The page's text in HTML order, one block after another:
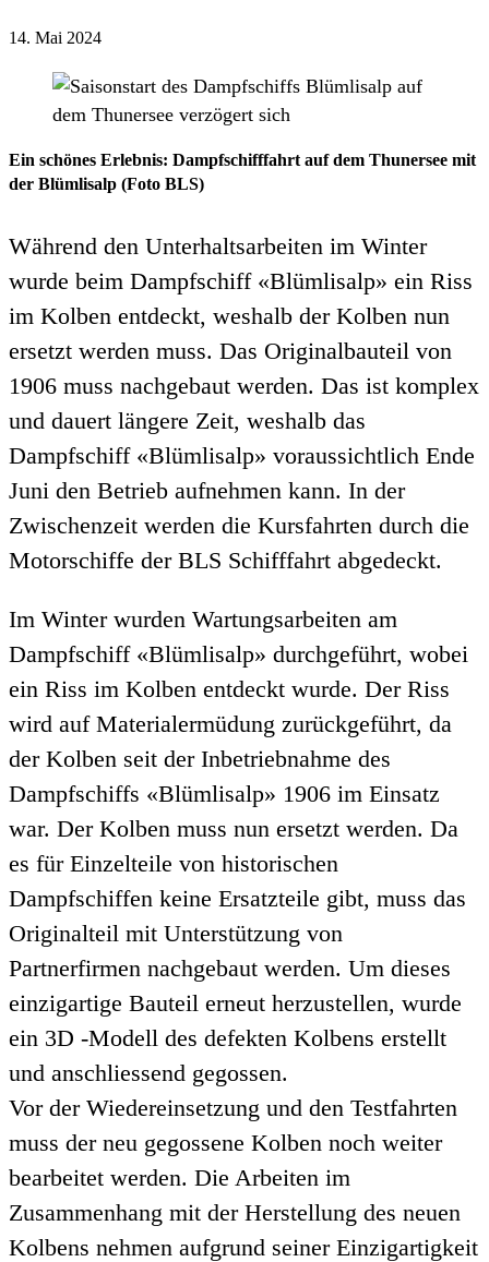
14. Mai 2024
Ein schönes Erlebnis: Dampfschifffahrt auf dem Thunersee mit
der Blümlisalp (Foto BLS)
Während den Unterhaltsarbeiten im Winter
wurde beim Dampfschiff «Blümlisalp» ein Riss
im Kolben entdeckt, weshalb der Kolben nun
ersetzt werden muss. Das Originalbauteil von
1906 muss nachgebaut werden. Das ist komplex
und dauert längere Zeit, weshalb das
Dampfschiff «Blümlisalp» voraussichtlich Ende
Juni den Betrieb aufnehmen kann. In der
Zwischenzeit werden die Kursfahrten durch die
Motorschiffe der BLS Schifffahrt abgedeckt.
Im Winter wurden Wartungsarbeiten am
Dampfschiff «Blümlisalp» durchgeführt, wobei
ein Riss im Kolben entdeckt wurde. Der Riss
wird auf Materialermüdung zurückgeführt, da
der Kolben seit der Inbetriebnahme des
Dampfschiffs «Blümlisalp» 1906 im Einsatz
war. Der Kolben muss nun ersetzt werden. Da
es für Einzelteile von historischen
Dampfschiffen keine Ersatzteile gibt, muss das
Originalteil mit Unterstützung von
Partnerfirmen nachgebaut werden. Um dieses
einzigartige Bauteil erneut herzustellen, wurde
ein 3D -Modell des defekten Kolbens erstellt
und anschliessend gegossen.
Vor der Wiedereinsetzung und den Testfahrten
muss der neu gegossene Kolben noch weiter
bearbeitet werden. Die Arbeiten im
Zusammenhang mit der Herstellung des neuen
Kolbens nehmen aufgrund seiner Einzigartigkeit